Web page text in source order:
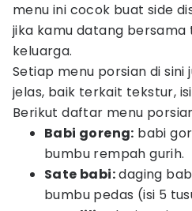
menu ini cocok buat side
jika kamu datang bersama
keluarga.
Setiap menu porsian di
jelas, baik terkait tekstur,
Berikut daftar menu
Babi goreng: babi
bumbu rempah gurih.
Sate babi:daging
bumbu pedas (isi 5